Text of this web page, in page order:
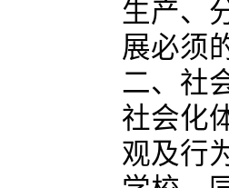
生产、
展必须
二、社
社会化
观及行